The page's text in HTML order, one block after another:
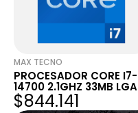
MAX TECNO
PROCESADOR CORE I7-
14700 2.1GHZ 33MB LGA
1700
$844.141